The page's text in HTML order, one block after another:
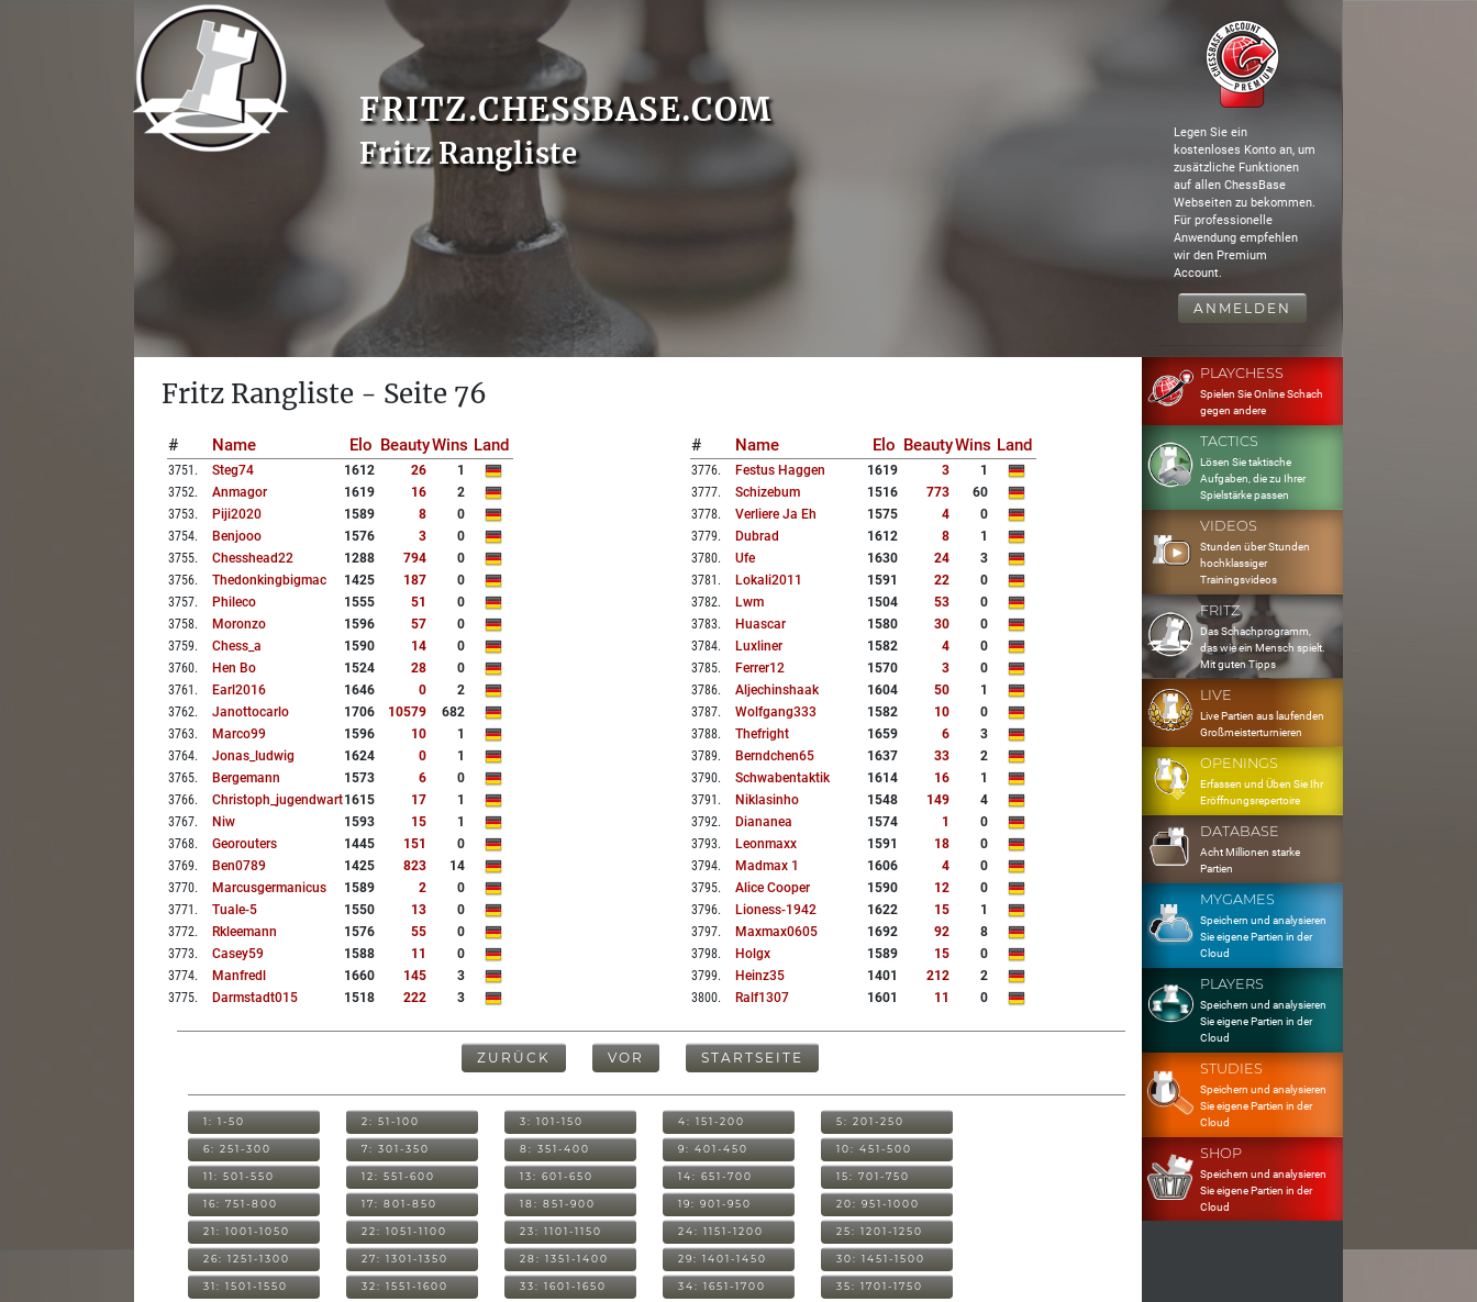
FRITZ.CHESSBASE.COM
Fritz Rangliste
Legen Sie ein
kostenloses Konto an, um
zusätzliche Funktionen
auf allen ChessBase
Webseiten zu bekommen.
Für professionelle
Anwendung empfehlen
wir den Premium
Account.
ANMELDEN
Fritz Rangliste - Seite 76
# Name Elo BeautyWins Land
3751 . Steg74 1612 26
1
3752. Anmagor 1619 16
2
3753. Piji2020 1589 8
0
3754. Benjooo 1576 3
0
3755. Chesshead22 1288 794
0
3756. Thedonkingbigmac 1425 187
0
3757. Phileco 1555 51
0
3758. Moronzo 1596 57
0
3759. Chess_a 1590 14
0
3760. Hen Bo 1524 28
0
3761 . Earl2016 1646 0
2
3762. Janottocarlo 1706 10579
682
3763. Marco99 1596 10
1
3764. Jonas_ludwig 1624 0
1
3765. Bergemann 1573 6
0
3766. Christoph_jugendwart1615 17
1
3767. Niw 1593 15
1
3768. Georouters 1445 151
0
3769. Ben0789 1425 823
14
3770. Marcusgermanicus 1589 2
0
3771 . Tuale-5 1550 13
0
3772. Rkleemann 1576 55
0
3773. Casey59 1588 11
0
3774. Manfredl 1660 145
3
3775. Darmstadt015 1518 222 3
# Name Elo BeautyWins Land
3776. Festus Haggen 1619 3
1
3777. Schizebum 1516 773
60
3778. Verliere Ja Eh 1575 4
0
3779. Dubrad 1612 8
1
3780. Ufe 1630 24
3
3781 . Lokali2011 1591 22
0
3782. Lwm 1504 53
0
3783. Huascar 1580 30
0
3784. Luxliner 1582 4
0
3785. Ferrer12 1570 3
0
3786. Aljechinshaak 1604 50
1
3787. Wolfgang333 1582 10
0
3788. Thefright 1659 6
3
3789. Berndchen65 1637 33
2
3790. Schwabentaktik 1614 16
1
3791 . Niklasinho 1548 149
4
3792. Diananea 1574 1
0
3793. Leonmaxx 1591 18
0
3794. Madmax 1 1606 4
0
3795. Alice Cooper 1590 12
0
3796. Lioness-1942 1622 15
1
3797. Maxmax0605 1692 92
8
3798. Holgx 1589 15
0
3799. Heinz35 1401 212
2
3800. Ralf1307 1601 11 0
ZURÜCK VOR STARTSEITE
1: 1-50 2: 51-100 3: 101-150 4: 151-200 5: 201-250
6: 251-300 7: 301-350 8: 351-400 9: 401-450 10: 451-500
11: 501-550 12: 551-600 13: 601-650 14: 651-700 15: 701-750
16: 751-800 17: 801-850 18: 851-900 19: 901-950 20: 951-1000
21: 1001-1050 22: 1051-1100 23: 1101-1150 24: 1151-1200 25: 1201-1250
26: 1251-1300 27: 1301-1350 28: 1351-1400 29: 1401-1450 30: 1451-1500
31: 1501-1550 32: 1551-1600 33: 1601-1650 34: 1651-1700 35: 1701-1750
PLAYCHESS
Spielen Sie Online Schach
gegen andere
TACTICS
Lösen Sie taktische
Aufgaben, die zu Ihrer
Spielstärke passen
VIDEOS
Stunden über Stunden
hochklassiger
Trainingsvideos
FRITZ
Das Schachprogramm,
das wie ein Mensch spielt.
Mit guten Tipps
LIVE
Live Partien aus laufenden
Großmeisterturnieren
OPENINGS
Erfassen und Üben Sie Ihr
Eröffnungsrepertoire
DATABASE
Acht Millionen starke
Partien
MYGAMES
Speichern und analysieren
Sie eigene Partien in der
Cloud
PLAYERS
Speichern und analysieren
Sie eigene Partien in der
Cloud
STUDIES
Speichern und analysieren
Sie eigene Partien in der
Cloud
SHOP
Speichern und analysieren
Sie eigene Partien in der
Cloud